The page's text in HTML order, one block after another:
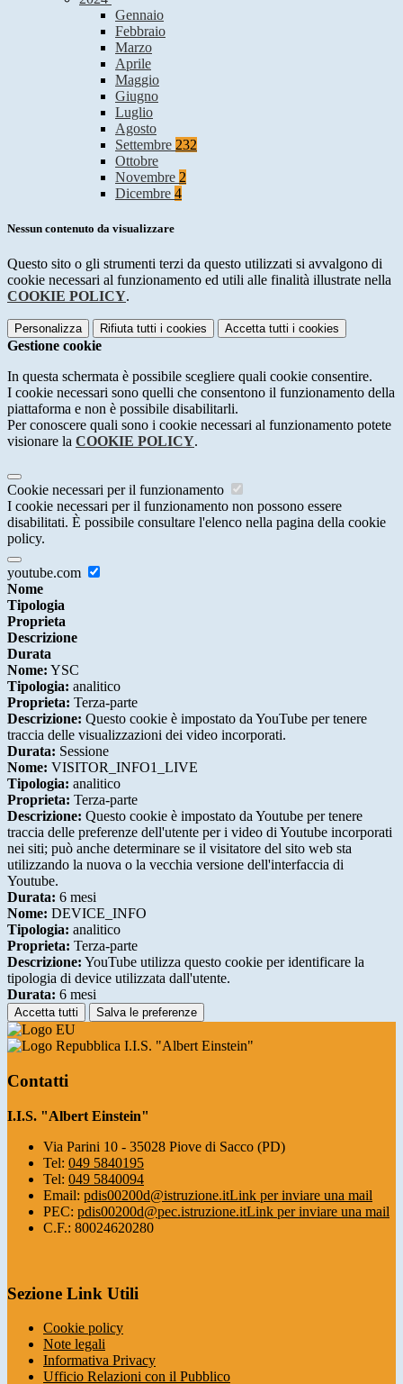
Gennaio
Febbraio
Marzo
Aprile
Maggio
Giugno
Luglio
Agosto
Settembre 232
Ottobre
Novembre 2
Dicembre 4
Nessun contenuto da visualizzare
Questo sito o gli strumenti terzi da questo utilizzati si avvalgono di
cookie necessari al funzionamento ed utili alle finalità illustrate nella
COOKIE POLICY.
Personalizza Rifiuta tutti i cookies Accetta tutti i cookies
Gestione cookie
In questa schermata è possibile scegliere quali cookie consentire.
I cookie necessari sono quelli che consentono il funzionamento della
piattaforma e non è possibile disabilitarli.
Per conoscere quali sono i cookie necessari al funzionamento potete
visionare la COOKIE POLICY.
Cookie necessari per il funzionamento
I cookie necessari per il funzionamento non possono essere
disabilitati. È possibile consultare l'elenco nella pagina della cookie
policy.
youtube.com
Nome
Tipologia
Proprieta
Descrizione
Durata
Nome: YSC
Tipologia: analitico
Proprieta: Terza-parte
Descrizione: Questo cookie è impostato da YouTube per tenere
traccia delle visualizzazioni dei video incorporati.
Durata: Sessione
Nome: VISITOR_INFO1_LIVE
Tipologia: analitico
Proprieta: Terza-parte
Descrizione: Questo cookie è impostato da Youtube per tenere
traccia delle preferenze dell'utente per i video di Youtube incorporati
nei siti; può anche determinare se il visitatore del sito web sta
utilizzando la nuova o la vecchia versione dell'interfaccia di
Youtube.
Durata: 6 mesi
Nome: DEVICE_INFO
Tipologia: analitico
Proprieta: Terza-parte
Descrizione: YouTube utilizza questo cookie per identificare la
tipologia di device utilizzata dall'utente.
Durata: 6 mesi
Accetta tutti Salva le preferenze
I.I.S. "Albert Einstein"
Contatti
I.I.S. "Albert Einstein"
Via Parini 10 - 35028 Piove di Sacco (PD)
Tel: 049 5840195
Tel: 049 5840094
Email: pdis00200d@istruzione.itLink per inviare una mail
PEC: pdis00200d@pec.istruzione.itLink per inviare una mail
C.F.: 80024620280
Sezione Link Utili
Cookie policy
Note legali
Informativa Privacy
Ufficio Relazioni con il Pubblico